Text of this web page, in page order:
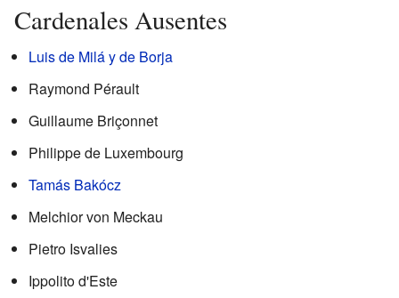
Cardenales Ausentes
Luis de Milá y de Borja
Raymond Pérault
Guillaume Briçonnet
Philippe de Luxembourg
Tamás Bakócz
Melchior von Meckau
Pietro Isvalies
Ippolito d'Este